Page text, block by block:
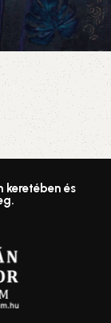
keretében és